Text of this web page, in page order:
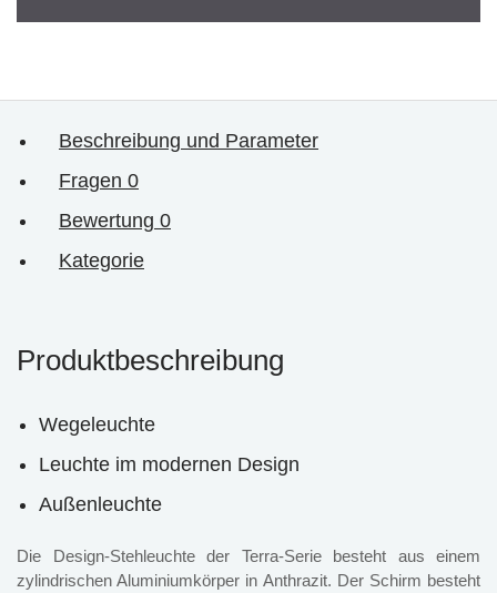
Beschreibung und Parameter
Fragen 0
Bewertung 0
Kategorie
Produktbeschreibung
Wegeleuchte
Leuchte im modernen Design
Außenleuchte
Die Design-Stehleuchte der Terra-Serie besteht aus einem
zylindrischen Aluminiumkörper in Anthrazit. Der Schirm besteht